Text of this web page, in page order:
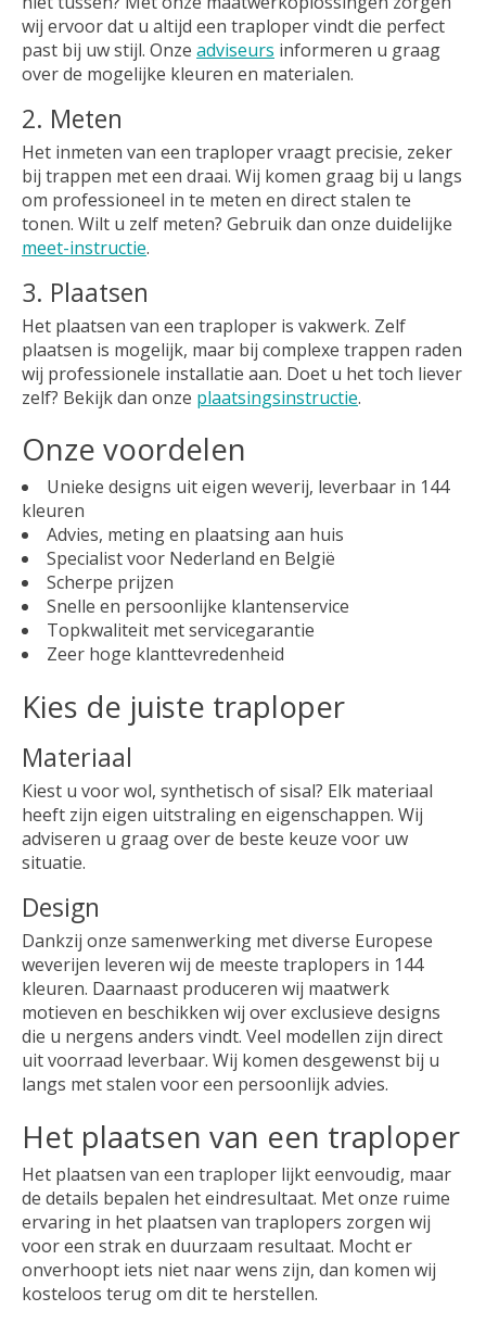
wij ervoor dat u altijd een traploper vindt die perfect
past bij uw stijl. Onze adviseurs informeren u graag
over de mogelijke kleuren en materialen.
2. Meten
Het inmeten van een traploper vraagt precisie, zeker
bij trappen met een draai. Wij komen graag bij u langs
om professioneel in te meten en direct stalen te
tonen. Wilt u zelf meten? Gebruik dan onze duidelijke
meet-instructie.
3. Plaatsen
Het plaatsen van een traploper is vakwerk. Zelf
plaatsen is mogelijk, maar bij complexe trappen raden
wij professionele installatie aan. Doet u het toch liever
zelf? Bekijk dan onze plaatsingsinstructie.
Onze voordelen
Unieke designs uit eigen weverij, leverbaar in 144
kleuren
Advies, meting en plaatsing aan huis
Specialist voor Nederland en België
Scherpe prijzen
Snelle en persoonlijke klantenservice
Topkwaliteit met servicegarantie
Zeer hoge klanttevredenheid
Kies de juiste traploper
Materiaal
Kiest u voor wol, synthetisch of sisal? Elk materiaal
heeft zijn eigen uitstraling en eigenschappen. Wij
adviseren u graag over de beste keuze voor uw
situatie.
Design
Dankzij onze samenwerking met diverse Europese
weverijen leveren wij de meeste traplopers in 144
kleuren. Daarnaast produceren wij maatwerk
motieven en beschikken wij over exclusieve designs
die u nergens anders vindt. Veel modellen zijn direct
uit voorraad leverbaar. Wij komen desgewenst bij u
langs met stalen voor een persoonlijk advies.
Het plaatsen van een traploper
Het plaatsen van een traploper lijkt eenvoudig, maar
de details bepalen het eindresultaat. Met onze ruime
ervaring in het plaatsen van traplopers zorgen wij
voor een strak en duurzaam resultaat. Mocht er
onverhoopt iets niet naar wens zijn, dan komen wij
kosteloos terug om dit te herstellen.